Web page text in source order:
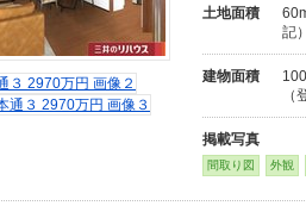
土地面積
記）
建物面積
（
掲載写真
間取り図 外観